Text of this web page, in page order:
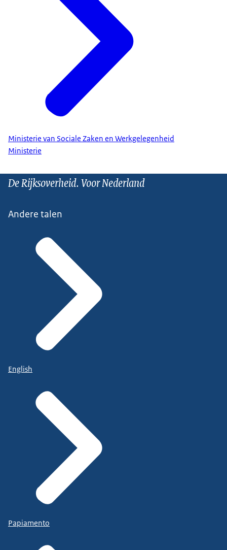
Ministerie van Sociale Zaken en Werkgelegenheid
Ministerie
De Rijksoverheid. Voor Nederland
Andere talen
English
Papiamento